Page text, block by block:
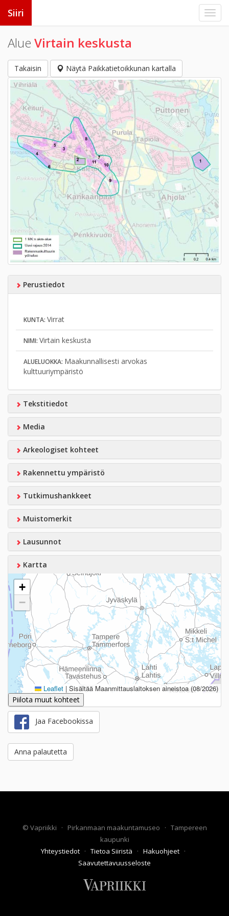
Siiri
Alue Virtain keskusta
Takaisin Näytä Paikkatietoikkunan kartalla
Perustiedot
KUNTA: Virrat
NIMI: Virtain keskusta
ALUELUOKKA: Maakunnallisesti arvokas
kulttuuriympäristö
Tekstitiedot
Media
Arkeologiset kohteet
Rakennettu ympäristö
Tutkimushankkeet
Muistomerkit
Lausunnot
Kartta
+
−
Leaflet | Sisältää Maanmittauslaitoksen aineistoa (08/2026)
Piilota muut kohteet
Jaa Facebookissa
Anna palautetta
© Vapriikki · Pirkanmaan maakuntamuseo · Tampereen
kaupunki
Yhteystiedot · Tietoa Siiristä · Hakuohjeet ·
Saavutettavuusseloste